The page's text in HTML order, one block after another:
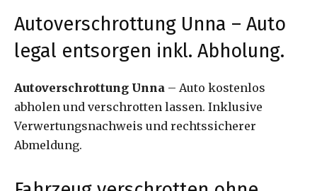
Autoverschrottung Unna – Auto
legal entsorgen inkl. Abholung.
Autoverschrottung Unna – Auto kostenlos
abholen und verschrotten lassen. Inklusive
Verwertungsnachweis und rechtssicherer
Abmeldung.